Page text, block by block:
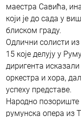
маестра Савића,
који је до сада у
блиском граду.
Одлични солисти
15 које делују у
диригента
оркестра и хора,
успеху представе.
Народно
румунска опера из